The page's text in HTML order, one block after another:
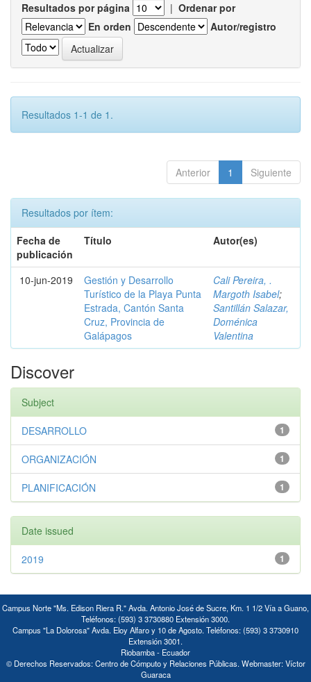
Resultados por página | Ordenar por
En orden
Autor/registro
Resultados 1-1 de 1.
Anterior 1 Siguiente
Resultados por ítem:
Fecha de
publicación
Título Autor(es)
10-jun-2019
Gestión y Desarrollo
Turístico de la Playa Punta
Estrada, Cantón Santa
Cruz, Provincia de
Galápagos
Cali Pereira, .
Margoth Isabel;
Santillán Salazar,
Doménica
Valentina
Discover
Subject
1
DESARROLLO
1
ORGANIZACIÓN
1
PLANIFICACIÓN
Date issued
1
2019
Campus Norte "Ms. Edison Riera R." Avda. Antonio José de Sucre, Km. 1 1/2 Vía a Guano,
Teléfonos: (593) 3 3730880 Extensión 3000.
Campus "La Dolorosa" Avda. Eloy Alfaro y 10 de Agosto. Teléfonos: (593) 3 3730910
Extensión 3001.
Riobamba - Ecuador
© Derechos Reservados: Centro de Cómputo y Relaciones Públicas. Webmaster: Víctor
Guaraca